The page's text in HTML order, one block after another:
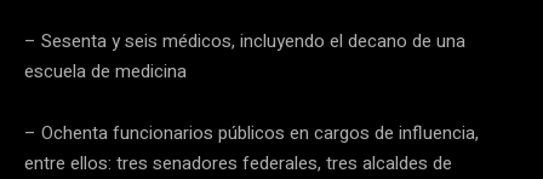
– Sesenta y seis médicos, incluyendo el decano de una
escuela de medicina
– Ochenta funcionarios públicos en cargos de influencia,
entre ellos: tres senadores federales, tres alcaldes de